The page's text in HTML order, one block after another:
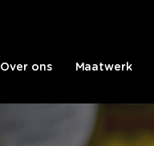
Over ons Maatwerk